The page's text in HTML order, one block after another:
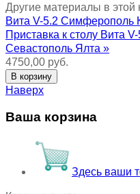
Другие материалы в этой
Вита V-5.2 Симферополь
Приставка к столу Вита
Севастополь Ялта »
4750,00 руб.
Наверх
Ваша корзина
Здесь ваши